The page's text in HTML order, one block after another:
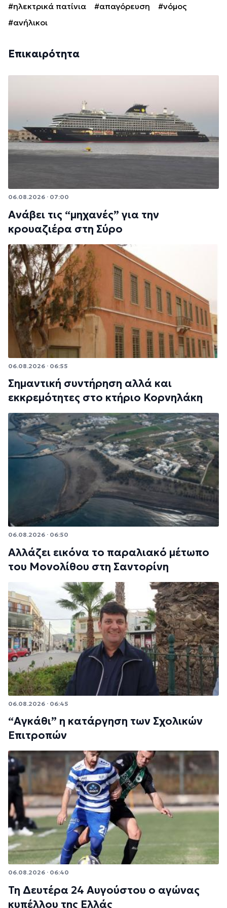
#ηλεκτρικά πατίνια #απαγόρευση
#νόμος
#ανήλικοι
Επικαιρότητα
06.08.2026 · 07:00
Ανάβει τις “μηχανές” για την
κρουαζιέρα στη Σύρο
06.08.2026 · 06:55
Σημαντική συντήρηση αλλά και
εκκρεμότητες στο κτήριο Κορνηλάκη
06.08.2026 · 06:50
Αλλάζει εικόνα το παραλιακό μέτωπο
του Μονολίθου στη Σαντορίνη
06.08.2026 · 06:45
“Αγκάθι” η κατάργηση των Σχολικών
Επιτροπών
06.08.2026 · 06:40
Τη Δευτέρα 24 Αυγούστου ο αγώνας
κυπέλλου της Ελλάς